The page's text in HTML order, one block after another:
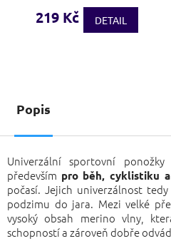
219 Kč DETAIL
Popis
Univerzální sportovní
především pro běh, cyklistiku
počasí. Jejich univerzálnost
podzimu do jara. Mezi velké
vysoký obsah merino vlny,
schopností a zároveň dobře